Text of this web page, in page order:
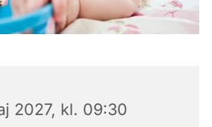
2027, kl. 09:30